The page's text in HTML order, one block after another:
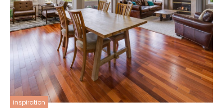
inspiration